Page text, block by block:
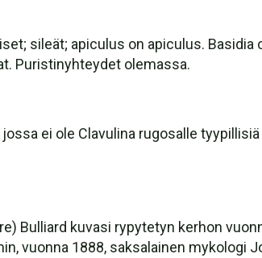
sileät; apiculus on apiculus.
Puristinyhteydet olemassa.
jossa ei ole Clavulina rugosalle
Bulliard kuvasi rypytetyn kerhon
vuonna 1888, saksalainen mykologi